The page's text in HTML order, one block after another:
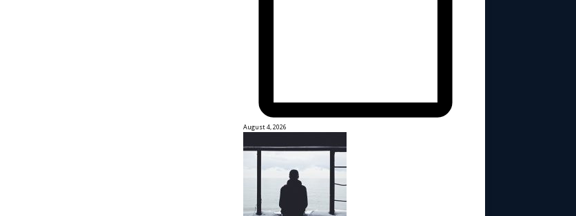
August 4, 2026